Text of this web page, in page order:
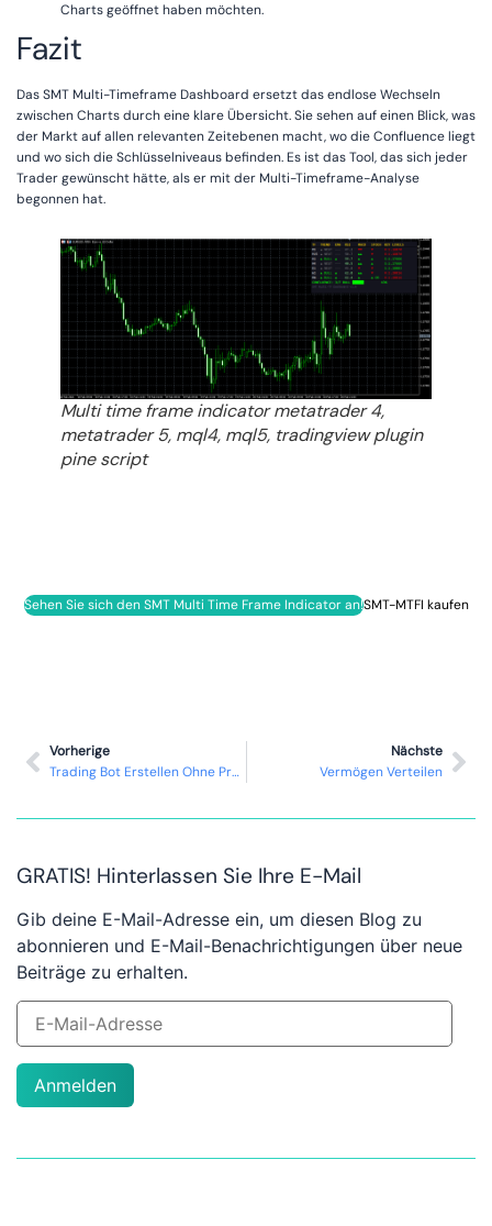
Charts geöffnet haben möchten.
Fazit
Das SMT Multi-Timeframe Dashboard ersetzt das endlose Wechseln
zwischen Charts durch eine klare Übersicht. Sie sehen auf einen Blick, was
der Markt auf allen relevanten Zeitebenen macht, wo die Confluence liegt
und wo sich die Schlüsselniveaus befinden. Es ist das Tool, das sich jeder
Trader gewünscht hätte, als er mit der Multi-Timeframe-Analyse
begonnen hat.
Multi time frame indicator metatrader 4,
metatrader 5, mql4, mql5, tradingview plugin
pine script
Sehen Sie sich den SMT Multi Time Frame Indicator an!SMT-MTFI kaufen
Vorherige
Trading Bot Erstellen Ohne Programmierung
Nächste
Vermögen Verteilen
GRATIS! Hinterlassen Sie Ihre E-Mail
Gib deine E-Mail-Adresse ein, um diesen Blog zu
abonnieren und E-Mail-Benachrichtigungen über neue
Beiträge zu erhalten.
Anmelden